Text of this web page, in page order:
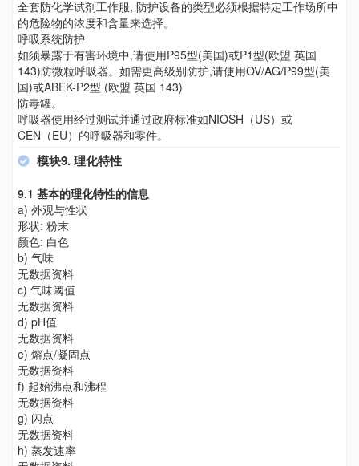
全套防化学试剂工作服, 防护设备的类型必须根据特定工作场所中
的危险物的浓度和含量来选择。
呼吸系统防护
如须暴露于有害环境中,请使用P95型(美国)或P1型(欧盟 英国
143)防微粒呼吸器。如需更高级别防护,请使用OV/AG/P99型(美
国)或ABEK-P2型 (欧盟 英国 143)
防毒罐。
呼吸器使用经过测试并通过政府标准如NIOSH（US）或
CEN（EU）的呼吸器和零件。
模块9. 理化特性
9.1 基本的理化特性的信息
a) 外观与性状
形状: 粉末
颜色: 白色
b) 气味
无数据资料
c) 气味阈值
无数据资料
d) pH值
无数据资料
e) 熔点/凝固点
无数据资料
f) 起始沸点和沸程
无数据资料
g) 闪点
无数据资料
h) 蒸发速率